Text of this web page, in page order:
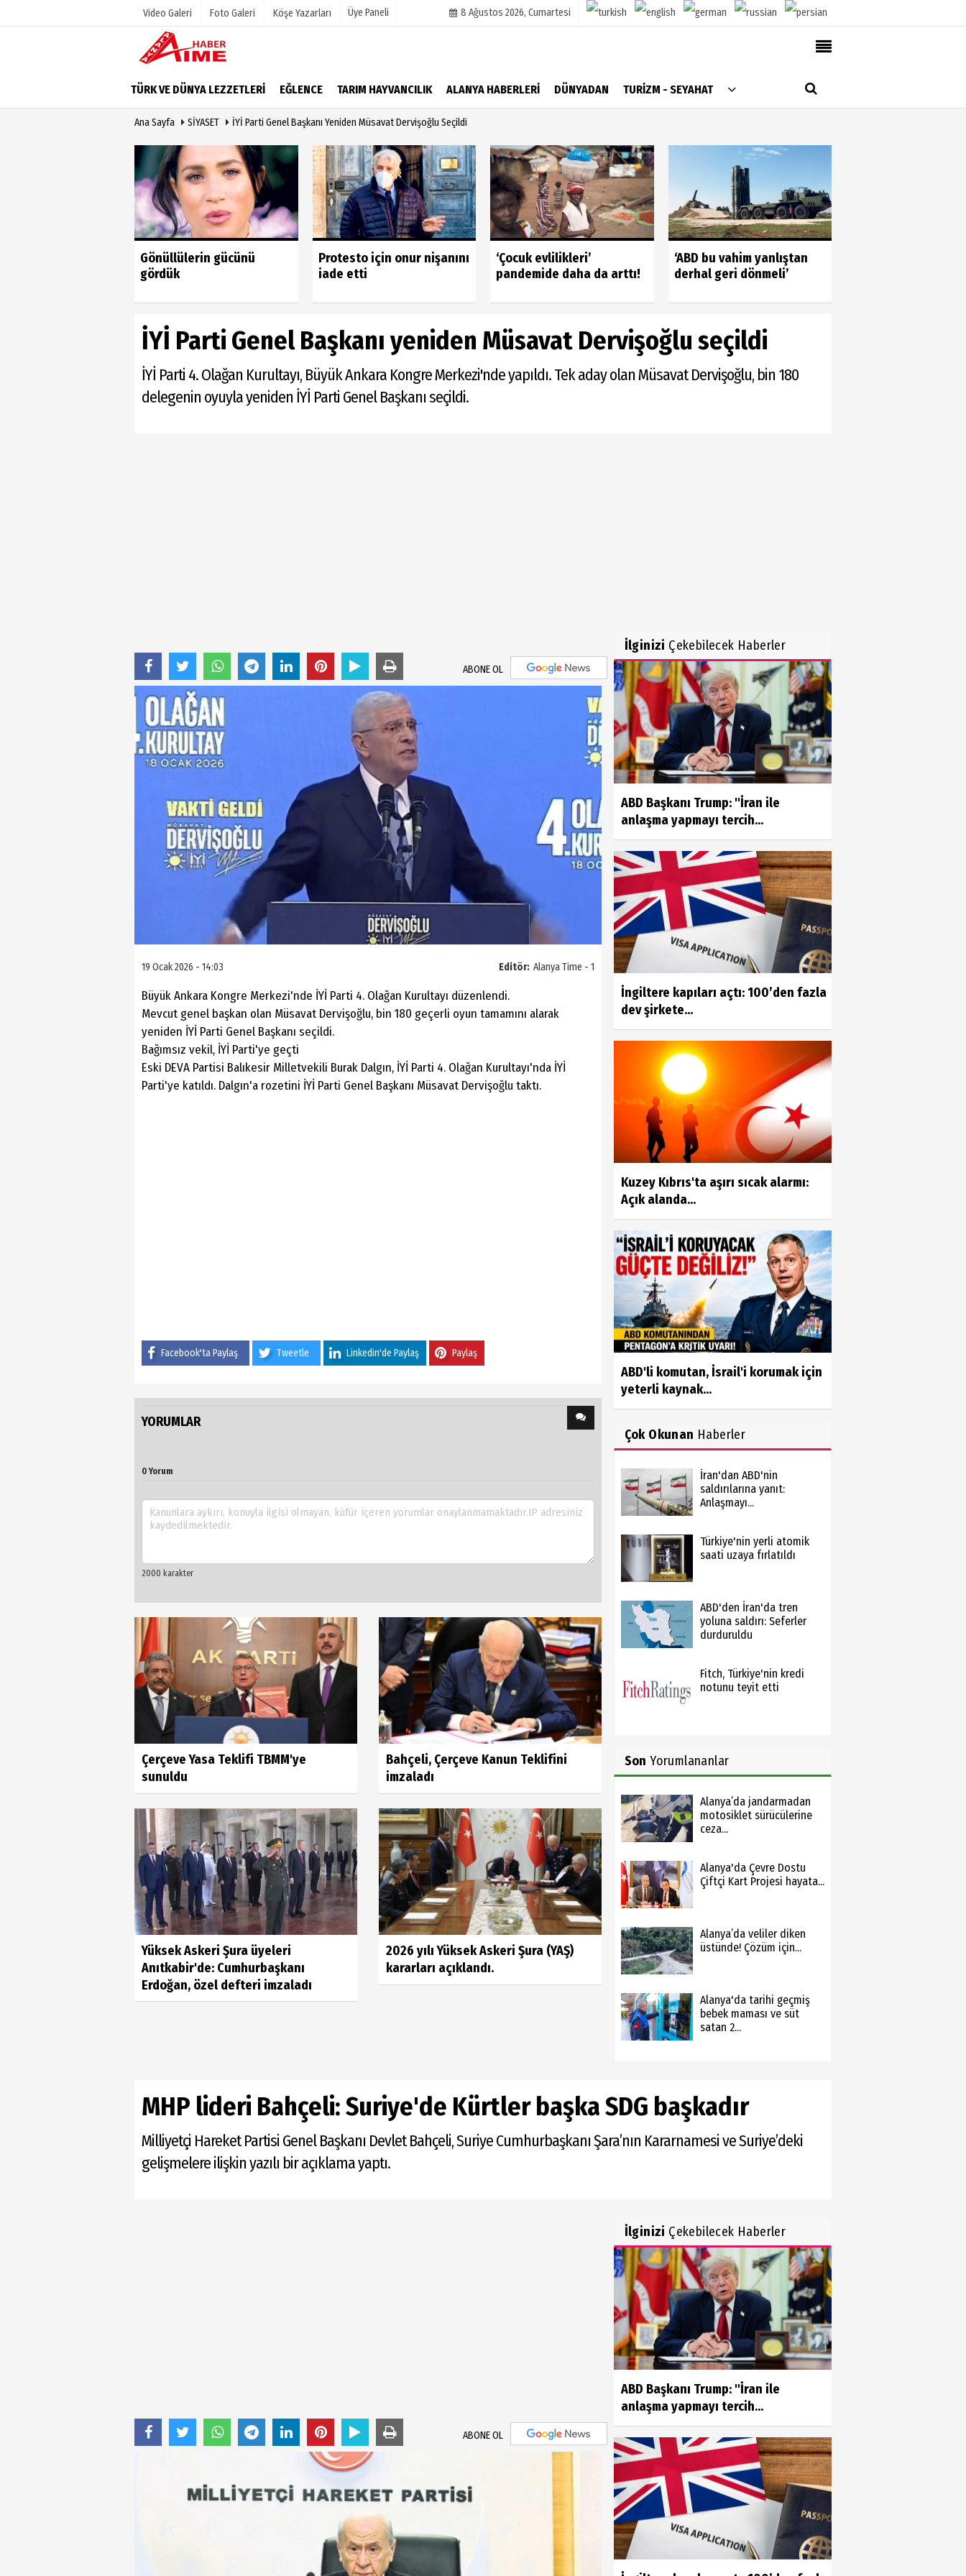
Video Galeri Foto Galeri Köşe Yazarları Üye Paneli 8 Ağustos 2026, Cumartesi
TÜRK VE DÜNYA LEZZETLERİ EĞLENCE TARIM HAYVANCILIK ALANYA HABERLERİ DÜNYADAN TURİZM - SEYAHAT
Haber Arşivi
Hava Durumu
Gazete Manşetleri
Anketler
Biyografiler
Köşe Yazarları
Video Galeri
AlanyaTime TV
Moovit
Künye
Ana Sayfa SİYASET İYİ Parti Genel Başkanı Yeniden Müsavat Dervişoğlu Seçildi
Gönüllülerin gücünü
gördük
Protesto için onur nişanını
iade etti
‘Çocuk evlilikleri’
pandemide daha da arttı!
‘ABD bu vahim yanlıştan
derhal geri dönmeli’
İYİ Parti Genel Başkanı yeniden Müsavat Dervişoğlu seçildi
İYİ Parti 4. Olağan Kurultayı, Büyük Ankara Kongre Merkezi'nde yapıldı. Tek aday olan Müsavat Dervişoğlu, bin 180
delegenin oyuyla yeniden İYİ Parti Genel Başkanı seçildi.
ABONE OL
Editör: Alanya Time - 1
19 Ocak 2026 - 14:03
Büyük Ankara Kongre Merkezi'nde İYİ Parti 4. Olağan Kurultayı düzenlendi.
Mevcut genel başkan olan Müsavat Dervişoğlu, bin 180 geçerli oyun tamamını alarak
yeniden İYİ Parti Genel Başkanı seçildi.
Bağımsız vekil, İYİ Parti'ye geçti
Eski DEVA Partisi Balıkesir Milletvekili Burak Dalgın, İYİ Parti 4. Olağan Kurultayı'nda İYİ
Parti'ye katıldı. Dalgın'a rozetini İYİ Parti Genel Başkanı Müsavat Dervişoğlu taktı.
Facebook'ta Paylaş Tweetle Linkedin'de Paylaş Paylaş
YORUMLAR
0 Yorum
Çerçeve Yasa Teklifi TBMM'ye
sunuldu
Bahçeli, Çerçeve Kanun Teklifini
imzaladı
Yüksek Askeri Şura üyeleri
Anıtkabir'de: Cumhurbaşkanı
Erdoğan, özel defteri imzaladı
2026 yılı Yüksek Askeri Şura (YAŞ)
kararları açıklandı.
İlginizi Çekebilecek Haberler
ABD Başkanı Trump: "İran ile
anlaşma yapmayı tercih...
İngiltere kapıları açtı: 100’den fazla
dev şirkete...
Kuzey Kıbrıs'ta aşırı sıcak alarmı:
Açık alanda...
ABD'li komutan, İsrail'i korumak için
yeterli kaynak...
Çok Okunan Haberler
İran'dan ABD'nin
saldırılarına yanıt:
Anlaşmayı...
Türkiye'nin yerli atomik
saati uzaya fırlatıldı
ABD'den İran'da tren
yoluna saldırı: Seferler
durduruldu
Fitch, Türkiye'nin kredi
notunu teyit etti
Son Yorumlananlar
Alanya’da jandarmadan
motosiklet sürücülerine
ceza...
Alanya'da Çevre Dostu
Çiftçi Kart Projesi hayata...
Alanya’da veliler diken
üstünde! Çözüm için...
Alanya'da tarihi geçmiş
bebek maması ve süt
satan 2...
MHP lideri Bahçeli: Suriye'de Kürtler başka SDG başkadır
Milliyetçi Hareket Partisi Genel Başkanı Devlet Bahçeli, Suriye Cumhurbaşkanı Şara’nın Kararnamesi ve Suriye’deki
gelişmelere ilişkin yazılı bir açıklama yaptı.
ABONE OL
İlginizi Çekebilecek Haberler
ABD Başkanı Trump: "İran ile
anlaşma yapmayı tercih...